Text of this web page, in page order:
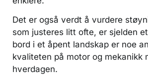
Det er også verdt å vurdere
som justeres litt ofte, er sjelden
bord i et åpent landskap er noe
kvaliteten på motor og mekanikk
hverdagen.